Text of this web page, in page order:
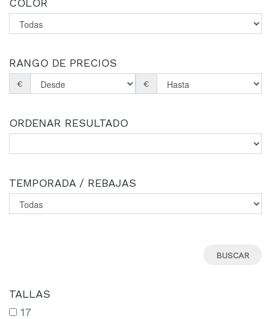
COLOR
RANGO DE PRECIOS
€ €
ORDENAR RESULTADO
TEMPORADA / REBAJAS
TALLAS
17